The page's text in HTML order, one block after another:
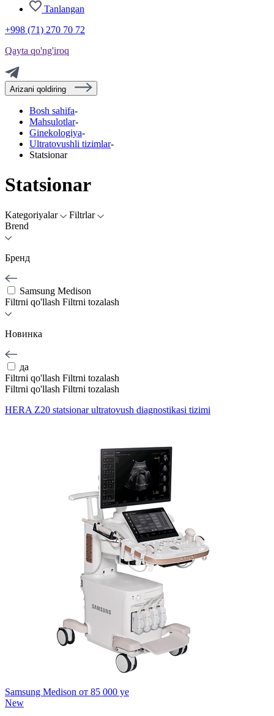
Tanlangan
+998 (71) 270 70 72
Qayta qo'ng'iroq
Arizani qoldiring
Bosh sahifa-
Mahsulotlar-
Ginekologiya-
Ultratovushli tizimlar-
Statsionar
Statsionar
Kategoriyalar
Filtrlar
Brend
Бренд
Samsung Medison
Filtrni qo'llash Filtrni tozalash
Новинка
да
Filtrni qo'llash Filtrni tozalash
Filtrni qo'llash Filtrni tozalash
HERA Z20 statsionar ultratovush diagnostikasi tizimi
Samsung Medison от 85 000 ye
New